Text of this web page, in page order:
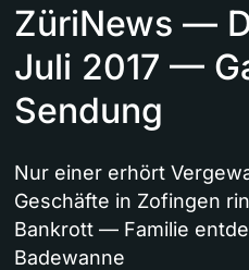
ZüriNews —
Juli 2017 —
Sendung
Nur einer erhört
Geschäfte in Zofingen
Bankrott — Familie
Badewanne